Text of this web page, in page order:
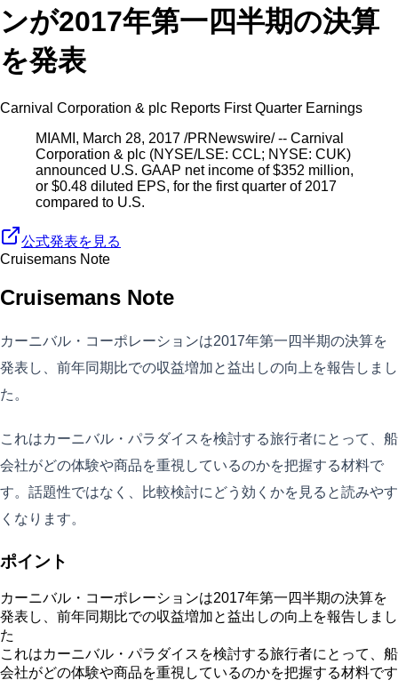
ンが2017年第一四半期の決算
を発表
Carnival Corporation & plc Reports First Quarter Earnings
MIAMI, March 28, 2017 /PRNewswire/ -- Carnival
Corporation & plc (NYSE/LSE: CCL; NYSE: CUK)
announced U.S. GAAP net income of $352 million,
or $0.48 diluted EPS, for the first quarter of 2017
compared to U.S.
公式発表を見る
Cruisemans Note
Cruisemans Note
カーニバル・コーポレーションは2017年第一四半期の決算を
発表し、前年同期比での収益増加と益出しの向上を報告しまし
た。
これはカーニバル・パラダイスを検討する旅行者にとって、船
会社がどの体験や商品を重視しているのかを把握する材料で
す。話題性ではなく、比較検討にどう効くかを見ると読みやす
くなります。
ポイント
カーニバル・コーポレーションは2017年第一四半期の決算を
発表し、前年同期比での収益増加と益出しの向上を報告しまし
た
これはカーニバル・パラダイスを検討する旅行者にとって、船
会社がどの体験や商品を重視しているのかを把握する材料です